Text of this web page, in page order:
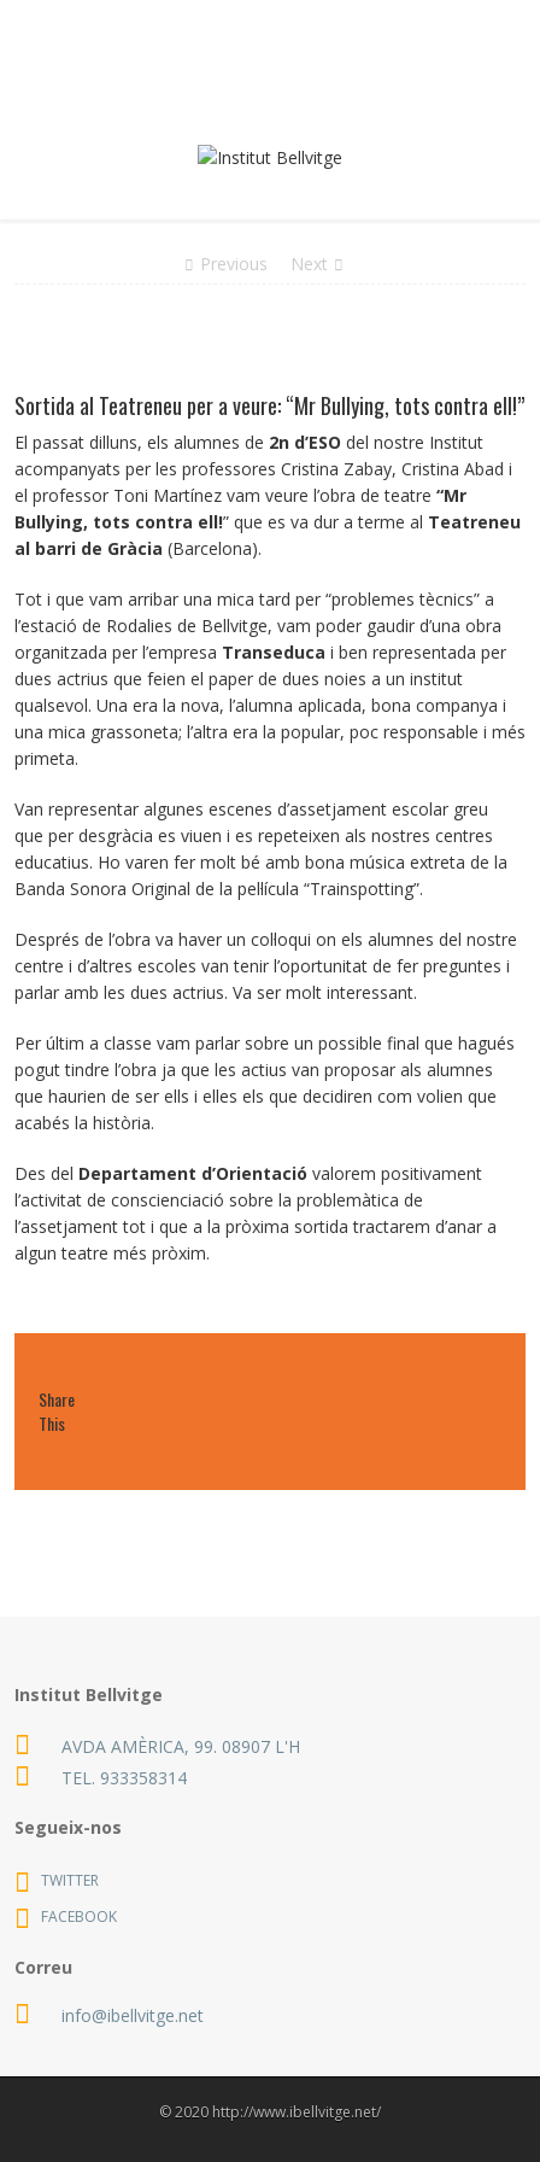
Previous Next
Sortida al Teatreneu per a veure: “Mr Bullying, tots contra ell!”
El passat dilluns, els alumnes de 2n d’ESO del nostre Institut
acompanyats per les professores Cristina Zabay, Cristina Abad i
el professor Toni Martínez vam veure l’obra de teatre “Mr
Bullying, tots contra ell!” que es va dur a terme al Teatreneu
al barri de Gràcia (Barcelona).
Tot i que vam arribar una mica tard per “problemes tècnics” a
l’estació de Rodalies de Bellvitge, vam poder gaudir d’una obra
organitzada per l’empresa Transeduca i ben representada per
dues actrius que feien el paper de dues noies a un institut
qualsevol. Una era la nova, l’alumna aplicada, bona companya i
una mica grassoneta; l’altra era la popular, poc responsable i més
primeta.
Van representar algunes escenes d’assetjament escolar greu
que per desgràcia es viuen i es repeteixen als nostres centres
educatius. Ho varen fer molt bé amb bona música extreta de la
Banda Sonora Original de la pel·lícula “Trainspotting”.
Després de l’obra va haver un col·loqui on els alumnes del nostre
centre i d’altres escoles van tenir l’oportunitat de fer preguntes i
parlar amb les dues actrius. Va ser molt interessant.
Per últim a classe vam parlar sobre un possible final que hagués
pogut tindre l’obra ja que les actius van proposar als alumnes
que haurien de ser ells i elles els que decidiren com volien que
acabés la història.
Des del Departament d’Orientació valorem positivament
l’activitat de conscienciació sobre la problemàtica de
l’assetjament tot i que a la pròxima sortida tractarem d’anar a
algun teatre més pròxim.
Share
This
Institut Bellvitge
AVDA AMÈRICA, 99. 08907 L'H
TEL. 933358314
Segueix-nos
TWITTER
FACEBOOK
Correu
info@ibellvitge.net
© 2020 http://www.ibellvitge.net/